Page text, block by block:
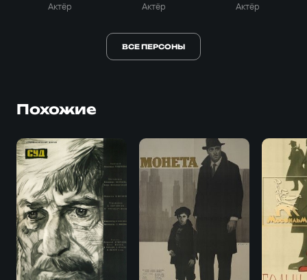
Актёр Актёр Актёр
ВСЕ ПЕРСОНЫ
Похожие